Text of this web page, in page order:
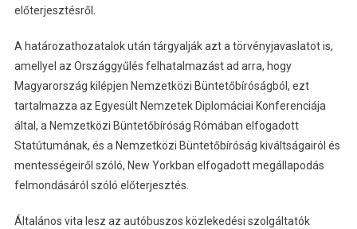
előterjesztésről.
A határozathozatalok után tárgyalják azt a törvényjavaslatot is,
amellyel az Országgyűlés felhatalmazást ad arra, hogy
Magyarország kilépjen Nemzetközi Büntetőbíróságból, ezt
tartalmazza az Egyesült Nemzetek Diplomáciai Konferenciája
által, a Nemzetközi Büntetőbíróság Rómában elfogadott
Statútumának, és a Nemzetközi Büntetőbíróság kiváltságairól és
mentességeiről szóló, New Yorkban elfogadott megállapodás
felmondásáról szóló előterjesztés.
Általános vita lesz az autóbuszos közlekedési szolgáltatók